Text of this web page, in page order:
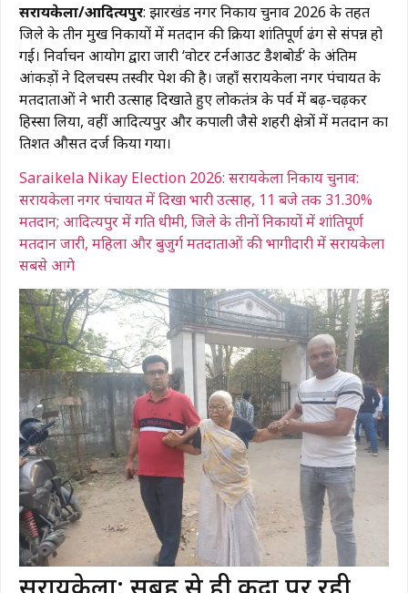
सरायकेला/आदित्यपुर: झारखंड नगर निकाय चुनाव 2026 के तहत
जिले के तीन प्रमुख निकायों में मतदान की प्रक्रिया शांतिपूर्ण ढंग से संपन्न हो
गई। निर्वाचन आयोग द्वारा जारी ‘वोटर टर्नआउट डैशबोर्ड’ के अंतिम
आंकड़ों ने दिलचस्प तस्वीर पेश की है। जहाँ सरायकेला नगर पंचायत के
मतदाताओं ने भारी उत्साह दिखाते हुए लोकतंत्र के पर्व में बढ़-चढ़कर
हिस्सा लिया, वहीं आदित्यपुर और कपाली जैसे शहरी क्षेत्रों में मतदान का
प्रतिशत औसत दर्ज किया गया।
Saraikela Nikay Election 2026: सरायकेला निकाय चुनाव:
सरायकेला नगर पंचायत में दिखा भारी उत्साह, 11 बजे तक 31.30%
मतदान; आदित्यपुर में गति धीमी, जिले के तीनों निकायों में शांतिपूर्ण
मतदान जारी, महिला और बुजुर्ग मतदाताओं की भागीदारी में सरायकेला
सबसे आगे